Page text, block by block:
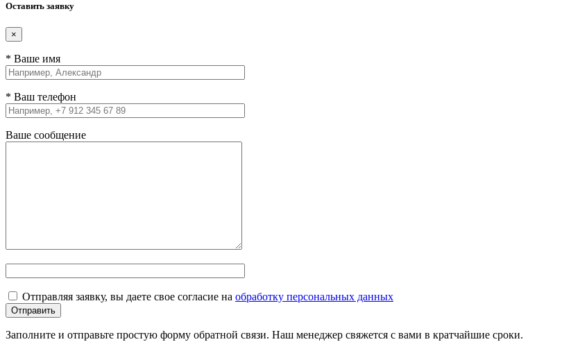
Оставить заявку
×
* Ваше имя
* Ваш телефон
Ваше сообщение
Отправляя заявку, вы даете свое согласие на обработку персональных данных
Заполните и отправьте простую форму обратной связи. Наш менеджер свяжется с вами в кратчайшие сроки.